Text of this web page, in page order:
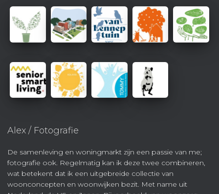
Alex / Fotografie
De samenleving en woningmarkt zijn een passie van me;
fotografie ook. Regelmatig kan ik deze twee combineren,
wat betekent dat ik een uitgebreide collectie van
woonconcepten en woonwijken bezit. Met name uit